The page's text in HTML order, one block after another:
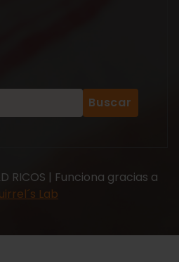
RICOS | Funciona gracias a
Lab